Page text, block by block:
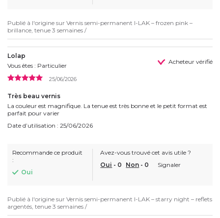
Publié à l'origine sur Vernis semi-permanent I-LAK – frozen pink –
brillance, tenue 3 semaines /
Lolap
Vous êtes : Particulier
Acheteur vérifié
25/06/2026
Très beau vernis
La couleur est magnifique. La tenue est très bonne et le petit format est
parfait pour varier
Date d’utilisation : 25/06/2026
Recommande ce produit
:
Oui
Avez-vous trouvé cet avis utile ?
Oui - 0 Non - 0 Signaler
Publié à l'origine sur Vernis semi-permanent I-LAK – starry night – reflets
argentés, tenue 3 semaines /